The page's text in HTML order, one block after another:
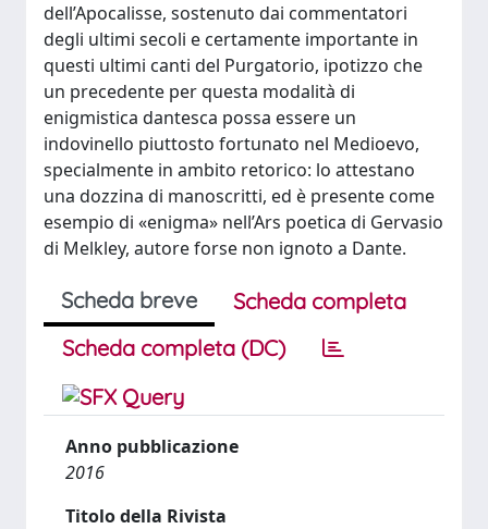
dell’Apocalisse, sostenuto dai commentatori
degli ultimi secoli e certamente importante in
questi ultimi canti del Purgatorio, ipotizzo che
un precedente per questa modalità di
enigmistica dantesca possa essere un
indovinello piuttosto fortunato nel Medioevo,
specialmente in ambito retorico: lo attestano
una dozzina di manoscritti, ed è presente come
esempio di «enigma» nell’Ars poetica di Gervasio
di Melkley, autore forse non ignoto a Dante.
Scheda breve
Scheda completa
Scheda completa (DC)
Anno pubblicazione
2016
Titolo della Rivista